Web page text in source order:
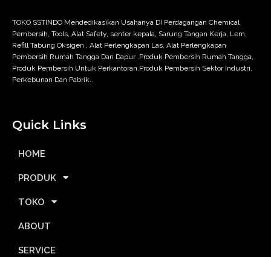
TOKO SSTINDO Mendedikasikan Usahanya DI Perdagangan Chemical
Pembersih, Tools, Alat Safety, senter kepala, Sarung Tangan Kerja, Lem,
Refill Tabung Oksigen , Alat Perlengkapan Las, Alat Perlengkapan
Pembersih Rumah Tangga Dan Dapur .Produk Pembersih Rumah Tangga,
Produk Pembersih Untuk Perkantoran,Produk Pembersih Sektor Industri,
Perkebunan Dan Pabrik..
Quick Links
HOME
PRODUK
TOKO
ABOUT
SERVICE